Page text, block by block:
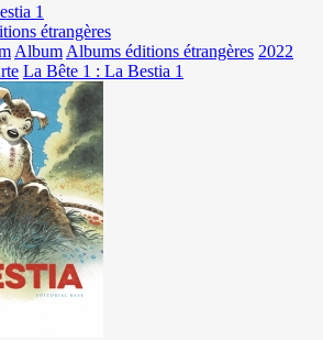
1
étrangères
Album Albums éditions étrangères 2022
La Bête 1 : La Bestia 1